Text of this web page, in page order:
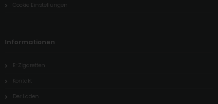
Cookie Einstellungen
Informationen
E-Zigaretten
Kontakt
Der Laden